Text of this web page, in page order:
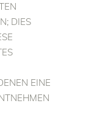
DIES
EINE